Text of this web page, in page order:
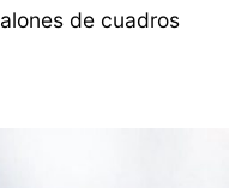
de cuadros